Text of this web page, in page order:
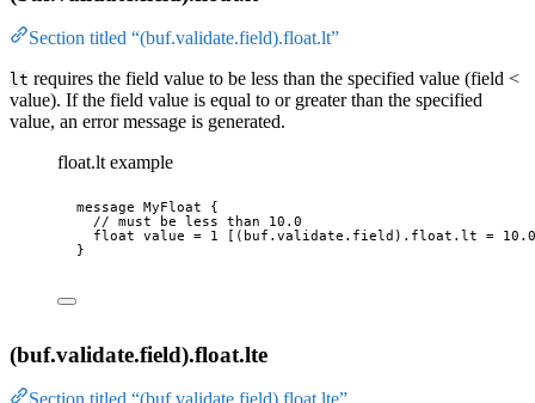
Section titled “(buf.validate.field).float.lt”
lt requires the field value to be less than the specified value (field <
value). If the field value is equal to or greater than the specified
value, an error message is generated.
float.lt example
message MyFloat {
// must be less than 10.0
float value = 1 (buf.validate.field) .float .lt =
10.0
}
(buf.validate.field).float.lte
Section titled “(buf.validate.field).float.lte”